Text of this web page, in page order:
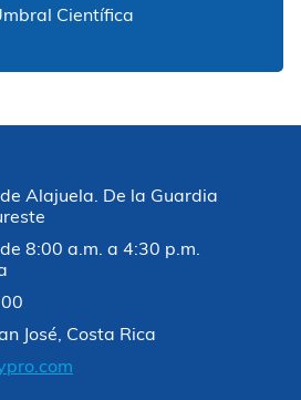
Científica
Alajuela. De la Guardia
8:00 a.m. a 4:30 p.m.
José, Costa Rica